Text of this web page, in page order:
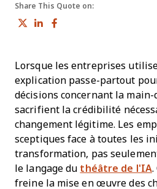
Share This Quote on:
Share on Twitter
Share on LinkedIn
Lorsque les entreprises
explication passe-partout
décisions concernant la
sacrifient la crédibilité
changement légitime. Les
sceptiques face à toutes les
transformation, pas
le langage du théâtre de l'IA.
freine la mise en œuvre des